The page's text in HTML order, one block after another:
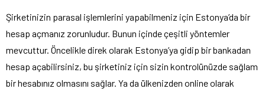
Şirketinizin parasal işlemlerini yapabilmeniz için Estonya’da bir
hesap açmanız zorunludur. Bunun içinde çeşitli yöntemler
mevcuttur. Öncelikle direk olarak Estonya’ya gidip bir bankadan
hesap açabilirsiniz, bu şirketiniz için sizin kontrolünüzde sağlam
bir hesabınız olmasını sağlar. Ya da ülkenizden online olarak